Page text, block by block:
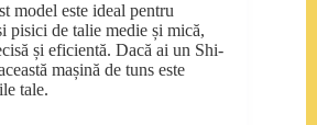
model este ideal pentru
pisici de talie medie și mică,
și eficientă. Dacă ai un Shi-
mașină de tuns este
tale.